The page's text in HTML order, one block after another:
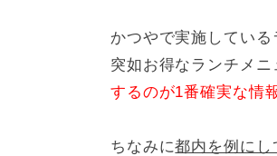
かつやで実施してい
突如お得なランチメニ
するのが1番確実な情
ちなみに都内を例にし